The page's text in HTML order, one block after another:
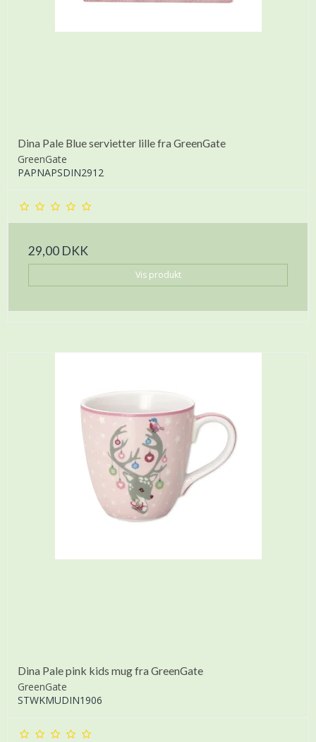
Dina Pale Blue servietter lille fra GreenGate
GreenGate
PAPNAPSDIN2912
29,00 DKK
Vis produkt
Dina Pale pink kids mug fra GreenGate
GreenGate
STWKMUDIN1906